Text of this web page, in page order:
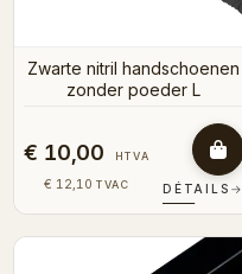
Zwarte nitril handschoenen
zonder poeder L
€ 10,00 HTVA
€ 12,10 TVAC DÉTAILS →